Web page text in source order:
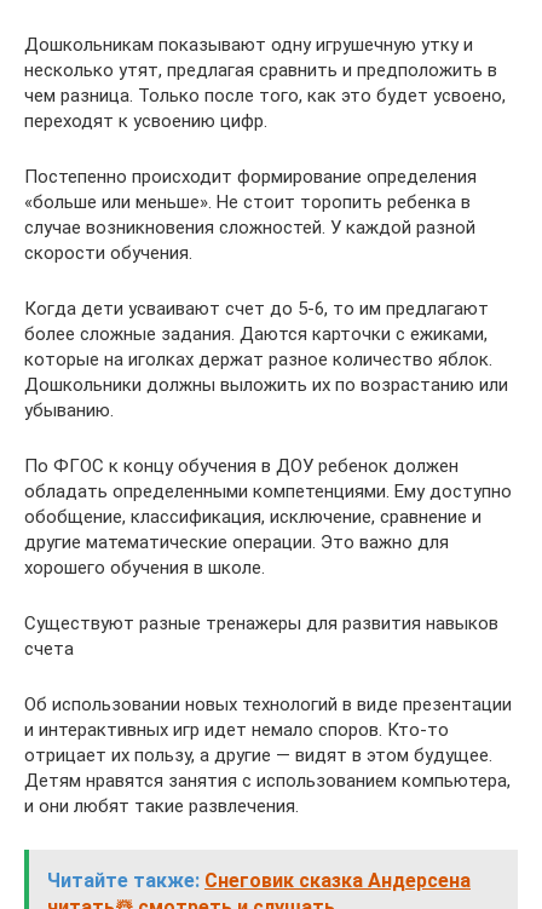
Дошкольникам показывают одну игрушечную утку и
несколько утят, предлагая сравнить и предположить в
чем разница. Только после того, как это будет усвоено,
переходят к усвоению цифр.
Постепенно происходит формирование определения
«больше или меньше». Не стоит торопить ребенка в
случае возникновения сложностей. У каждой разной
скорости обучения.
Когда дети усваивают счет до 5-6, то им предлагают
более сложные задания. Даются карточки с ежиками,
которые на иголках держат разное количество яблок.
Дошкольники должны выложить их по возрастанию или
убыванию.
По ФГОС к концу обучения в ДОУ ребенок должен
обладать определенными компетенциями. Ему доступно
обобщение, классификация, исключение, сравнение и
другие математические операции. Это важно для
хорошего обучения в школе.
Существуют разные тренажеры для развития навыков
счета
Об использовании новых технологий в виде презентации
и интерактивных игр идет немало споров. Кто-то
отрицает их пользу, а другие — видят в этом будущее.
Детям нравятся занятия с использованием компьютера,
и они любят такие развлечения.
Читайте также: Снеговик сказка Андерсена